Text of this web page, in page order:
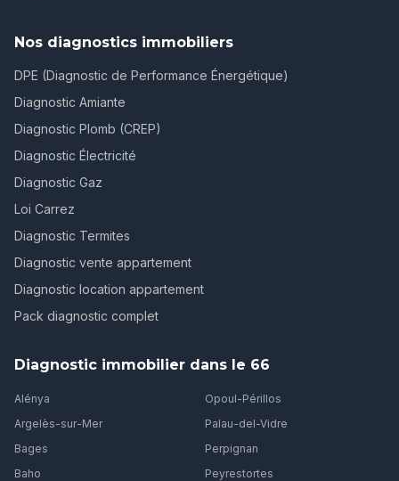
Nos diagnostics immobiliers
DPE (Diagnostic de Performance Énergétique)
Diagnostic Amiante
Diagnostic Plomb (CREP)
Diagnostic Électricité
Diagnostic Gaz
Loi Carrez
Diagnostic Termites
Diagnostic vente appartement
Diagnostic location appartement
Pack diagnostic complet
Diagnostic immobilier dans le 66
Alénya
Argelès-sur-Mer
Bages
Baho
Opoul-Périllos
Palau-del-Vidre
Perpignan
Peyrestortes